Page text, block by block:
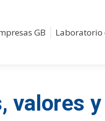
GB Laboratorio
valores